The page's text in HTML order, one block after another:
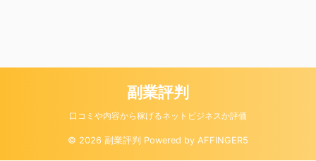
副業評判
口コミや内容から稼げるネットビジネスか評価
© 2026 副業評判 Powered by AFFINGER5